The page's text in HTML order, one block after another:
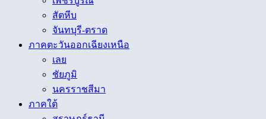
สัตหีบ
จันทบุรี-ตราด
ภาคตะวันออกเฉียงเหนือ
เลย
ชัยภูมิ
นครราชสีมา
ภาคใต้